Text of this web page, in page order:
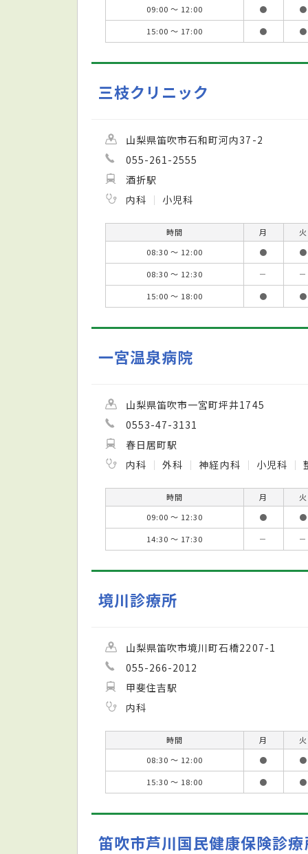
09:00 ～ 12:00
● ●
15:00 ～ 17:00
● ●
三枝クリニック
山梨県笛吹市石和町河内37-2
055-261-2555
酒折駅
内科
小児科
時間 月 火
08:30 ～ 12:00
● ●
08:30 ～ 12:30
－ －
15:00 ～ 18:00
● ●
一宮温泉病院
山梨県笛吹市一宮町坪井1745
0553-47-3131
春日居町駅
内科
外科 神経内科 小児科
時間 月 火
09:00 ～ 12:30
● ●
14:30 ～ 17:30
－ －
境川診療所
山梨県笛吹市境川町石橋2207-1
055-266-2012
甲斐住吉駅
内科
時間 月 火
08:30 ～ 12:00
● ●
15:30 ～ 18:00
● ●
笛吹市芦川国民健康保険診療